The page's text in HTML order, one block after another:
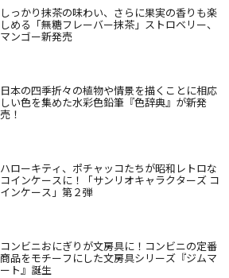
しっかり抹茶の味わい、さらに果実の香りも楽
しめる「無糖フレーバー抹茶」ストロベリー、
マンゴー新発売
日本の四季折々の植物や情景を描くことに相応
しい色を集めた水彩色鉛筆『色辞典』が新発
売！
ハローキティ、ポチャッコたちが昭和レトロな
コインケースに！「サンリオキャラクターズ コ
インケース」第２弾
コンビニおにぎりが文房具に！コンビニの定番
商品をモチーフにした文房具シリーズ『ジムマ
ート』誕生